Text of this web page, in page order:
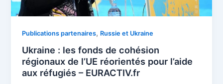
Publications partenaires, Russie et Ukraine
Ukraine : les fonds de cohésion
régionaux de l’UE réorientés pour l’aide
aux réfugiés – EURACTIV.fr